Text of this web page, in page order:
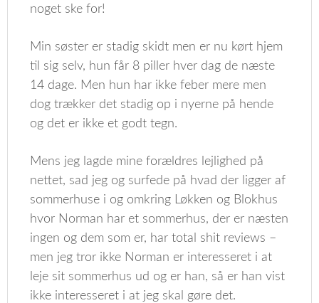
noget ske for!
Min søster er stadig skidt men er nu kørt hjem
til sig selv, hun får 8 piller hver dag de næste
14 dage. Men hun har ikke feber mere men
dog trækker det stadig op i nyerne på hende
og det er ikke et godt tegn.
Mens jeg lagde mine forældres lejlighed på
nettet, sad jeg og surfede på hvad der ligger af
sommerhuse i og omkring Løkken og Blokhus
hvor Norman har et sommerhus, der er næsten
ingen og dem som er, har total shit reviews –
men jeg tror ikke Norman er interesseret i at
leje sit sommerhus ud og er han, så er han vist
ikke interesseret i at jeg skal gøre det.